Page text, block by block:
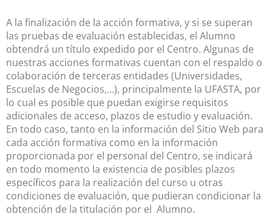
A la finalización de la acción formativa, y si se superan
las pruebas de evaluación establecidas, el Alumno
obtendrá un título expedido por el Centro. Algunas de
nuestras acciones formativas cuentan con el respaldo o
colaboración de terceras entidades (Universidades,
Escuelas de Negocios,…), principalmente la UFASTA, por
lo cual es posible que puedan exigirse requisitos
adicionales de acceso, plazos de estudio y evaluación.
En todo caso, tanto en la información del Sitio Web para
cada acción formativa como en la información
proporcionada por el personal del Centro, se indicará
en todo momento la existencia de posibles plazos
específicos para la realización del curso u otras
condiciones de evaluación, que pudieran condicionar la
obtención de la titulación por el Alumno.